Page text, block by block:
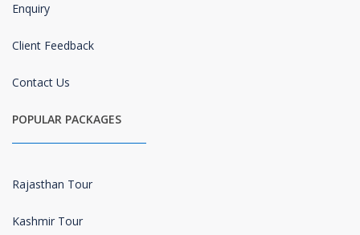
Enquiry
Client Feedback
Contact Us
POPULAR PACKAGES
Rajasthan Tour
Kashmir Tour